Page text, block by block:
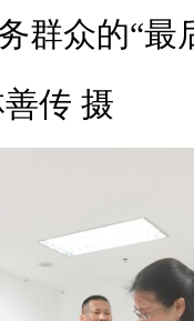
群众的“最
传 摄